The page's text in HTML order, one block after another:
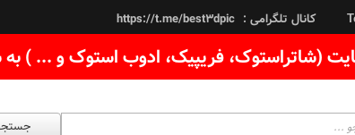
کانال تلگرامی : https://t.me/best3dpic
(شاتراستوک، فریپیک، ادوب استوک و ... )